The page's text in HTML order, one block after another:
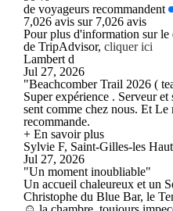
de voyageurs recommandent
7,026 avis sur 7,026 avis
Pour plus d'information sur le
de TripAdvisor, cliquer ici
Lambert d
Jul 27, 2026
"Beachcomber Trail 2026 (
Super expérience . Serveur
sent comme chez nous. Et
recommande.
+ En savoir plus
Sylvie F, Saint-Gilles-les
Jul 27, 2026
"Un moment inoubliable"
Un accueil chaleureux et un
Christophe du Blue Bar, le